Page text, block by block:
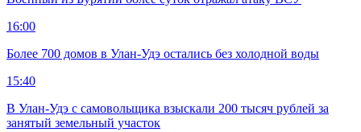
16:00
Более 700 домов в Улан-Удэ остались без холодной воды
15:40
В Улан-Удэ с самовольщика взыскали 200 тысяч рублей за
занятый земельный участок